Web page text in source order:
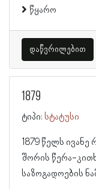
წყარო
დაწვრილებით
1879
ტიპი: სტატუსი
1879 წელს
შორის წერა-
საზოგადოების